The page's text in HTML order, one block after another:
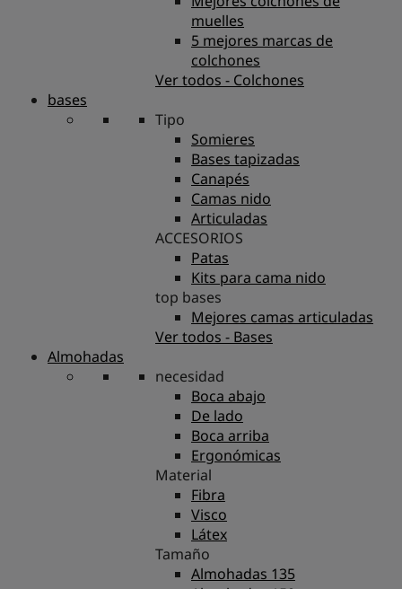
muelles
5 mejores marcas de
colchones
Ver todos - Colchones
bases
Tipo
Somieres
Bases tapizadas
Canapés
Camas nido
Articuladas
ACCESORIOS
Patas
Kits para cama nido
top bases
Mejores camas articuladas
Ver todos - Bases
Almohadas
necesidad
Boca abajo
De lado
Boca arriba
Ergonómicas
Material
Fibra
Visco
Látex
Tamaño
Almohadas 135